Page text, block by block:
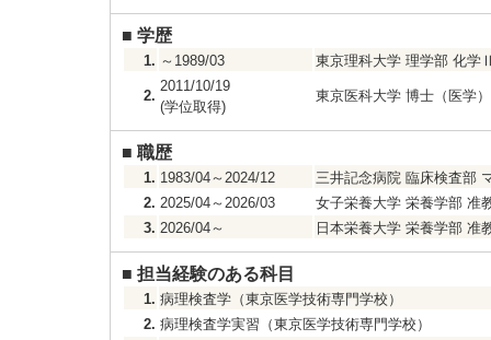
■ 学歴
1. ～1989/03 東京理科大学 理学部 化学
2.
2011/10/19
(学位取得)
東京医科大学 博士（医学）
■ 職歴
1. 1983/04～2024/12
三井記念病院 臨床検査部
2. 2025/04～2026/03
女子栄養大学 栄養学部 准
3. 2026/04～ 日本栄養大学 栄養学部 准
■ 担当経験のある科目
1. 病理検査学（東京医学技術専門学校）
2. 病理検査学実習（東京医学技術専門学校）